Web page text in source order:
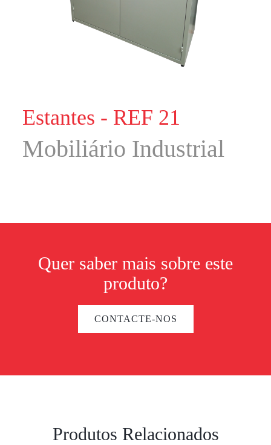
Estantes - REF 21
Mobiliário Industrial
Quer saber mais sobre este
produto?
CONTACTE-NOS
Produtos Relacionados